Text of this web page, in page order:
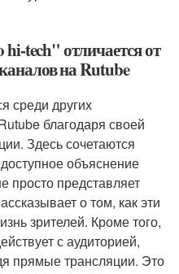
tech" отличается от
на Rutube
среди других
благодаря своей
Здесь сочетаются
объяснение
просто представляет
о том, как эти
зрителей. Кроме того,
с аудиторией,
прямые трансляции. Это